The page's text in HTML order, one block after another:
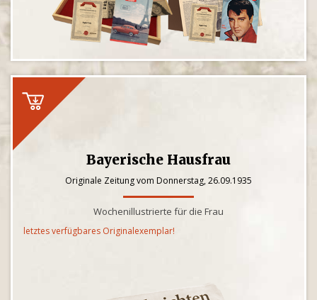
Bayerische Hausfrau
Originale Zeitung vom Donnerstag, 26.09.1935
Wochenillustrierte für die Frau
letztes verfügbares Originalexemplar!